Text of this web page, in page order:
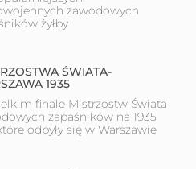
zawodowych
żyłby
ŚWIATA-
1935
finale Mistrzostw Świata
zapaśników na 1935
odbyły się w Warszawie